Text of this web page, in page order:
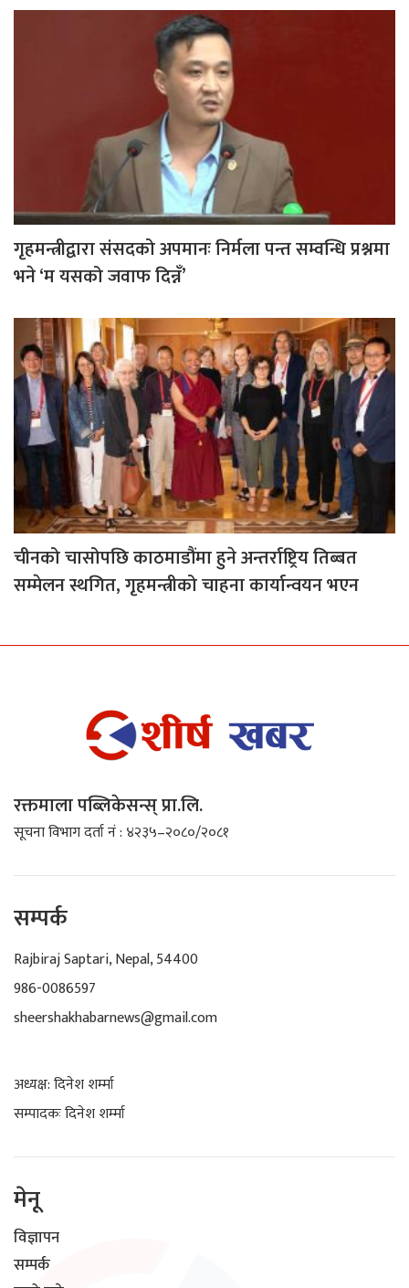
गृहमन्त्रीद्वारा संसदको अपमानः निर्मला पन्त सम्वन्धि प्रश्नमा
भने ‘म यसको जवाफ दिन्नँ’
चीनको चासोपछि काठमाडौंमा हुने अन्तर्राष्ट्रिय तिब्बत
सम्मेलन स्थगित, गृहमन्त्रीको चाहना कार्यान्वयन भएन
रक्तमाला पब्लिकेसन्स् प्रा.लि.
सूचना विभाग दर्ता नं : ४२३५–२०८०/२०८१
सम्पर्क
Rajbiraj Saptari, Nepal, 54400
986-0086597
sheershakhabarnews@gmail.com
अध्यक्ष: दिनेश शर्म्मा
सम्पादकः दिनेश शर्म्मा
मेनू
विज्ञापन
सम्पर्क